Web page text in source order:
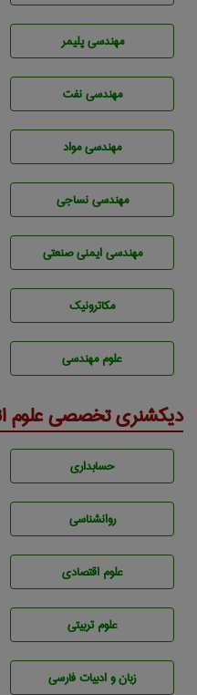
مهندسی پليمر
مهندسی نفت
مهندسی مواد
مهندسي نساجی
مهندسی ایمنی صنعتی
مکاترونیک
علوم مهندسی
دیکشنری تخصصی علوم
حسابداری
روانشناسی
علوم اقتصادی
علوم تربيتی
زبان و ادبيات فارسی